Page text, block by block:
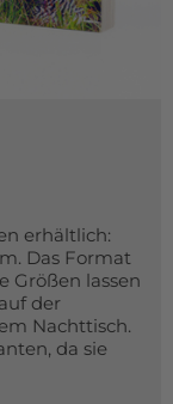
erhältlich:
Das Format
Größen lassen
der
Nachttisch.
da sie